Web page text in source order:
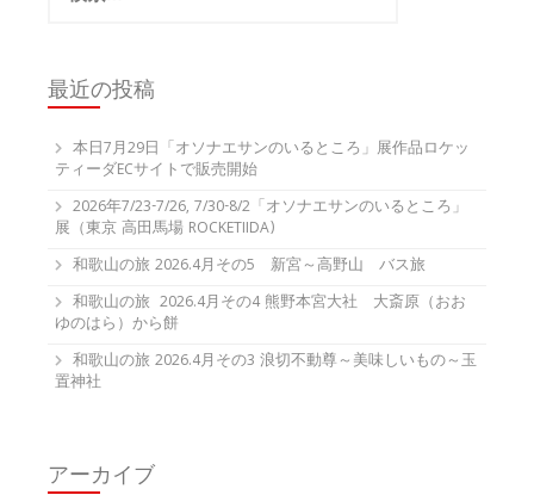
最近の投稿
本日7月29日「オソナエサンのいるところ」展作品ロケッ
ティーダECサイトで販売開始
2026年7/23-7/26, 7/30-8/2「オソナエサンのいるところ」
展（東京 高田馬場 ROCKETIIDA)
和歌山の旅 2026.4月その5 新宮～高野山 バス旅
和歌山の旅 2026.4月その4 熊野本宮大社 大斎原（おお
ゆのはら）から餅
和歌山の旅 2026.4月その3 浪切不動尊～美味しいもの～玉
置神社
アーカイブ